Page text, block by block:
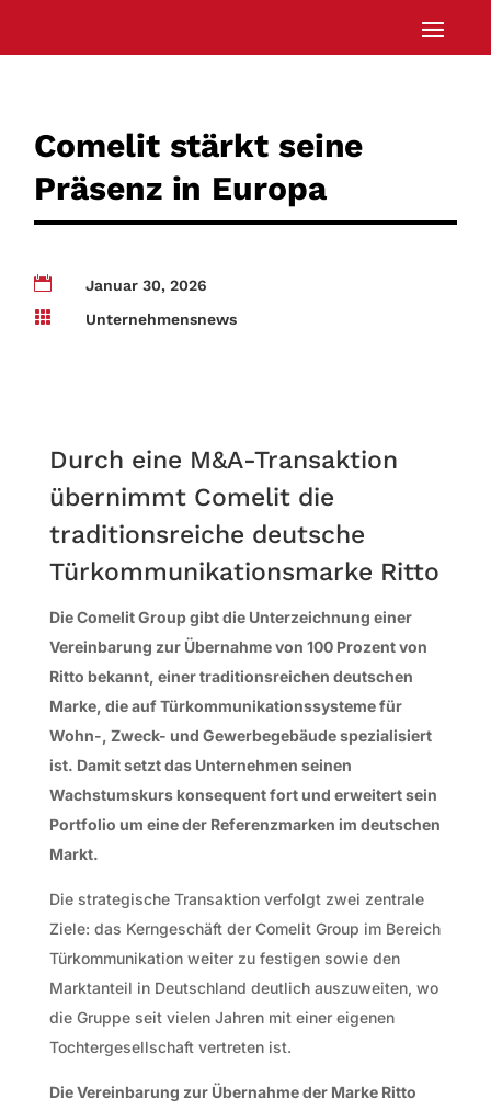
Comelit stärkt seine
Präsenz in Europa

Januar 30, 2026

Unternehmensnews
Durch eine M&A-Transaktion
übernimmt Comelit die
traditionsreiche deutsche
Türkommunikationsmarke Ritto
Die Comelit Group gibt die Unterzeichnung einer
Vereinbarung zur Übernahme von 100 Prozent von
Ritto bekannt, einer traditionsreichen deutschen
Marke, die auf Türkommunikationssysteme für
Wohn-, Zweck- und Gewerbegebäude spezialisiert
ist. Damit setzt das Unternehmen seinen
Wachstumskurs konsequent fort und erweitert sein
Portfolio um eine der Referenzmarken im deutschen
Markt.
Die strategische Transaktion verfolgt zwei zentrale
Ziele: das Kerngeschäft der Comelit Group im Bereich
Türkommunikation weiter zu festigen sowie den
Marktanteil in Deutschland deutlich auszuweiten, wo
die Gruppe seit vielen Jahren mit einer eigenen
Tochtergesellschaft vertreten ist.
Die Vereinbarung zur Übernahme der Marke Ritto